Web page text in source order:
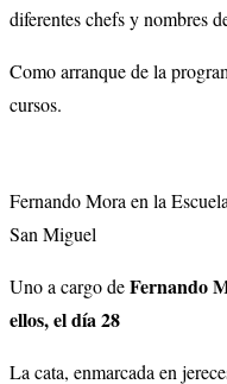
diferentes chefs y nombres
Como arranque de la
cursos.
Fernando Mora en la
San Miguel
Uno a cargo deFernando
ellos, el día 28
La cata, enmarcada en